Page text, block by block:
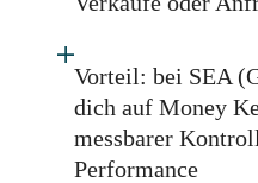
Vorteil: bei SEA
dich auf Money
messbarer
Performance